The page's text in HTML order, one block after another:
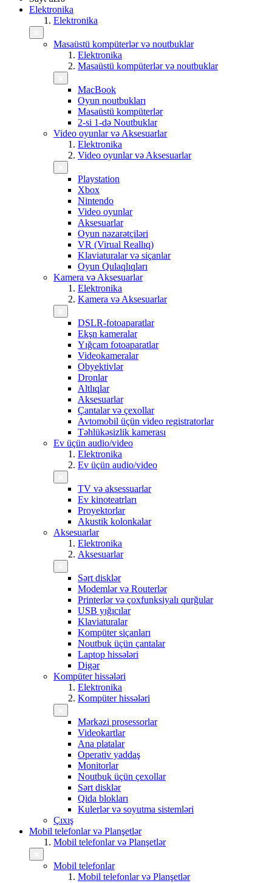
Elektronika
Elektronika
Masaüstü kompüterlər və noutbuklar
Elektronika
Masaüstü kompüterlər və noutbuklar
MacBook
Oyun noutbukları
Masaüstü kompüterlər
2-si 1-də Noutbuklar
Video oyunlar və Aksesuarlar
Elektronika
Video oyunlar və Aksesuarlar
Playstation
Xbox
Nintendo
Video oyunlar
Aksesuarlar
Oyun nəzarətçiləri
VR (Virual Reallıq)
Klaviaturalar və siçanlar
Oyun Qulaqlıqları
Kamera və Aksesuarlar
Elektronika
Kamera və Aksesuarlar
DSLR-fotoaparatlar
Ekşn kameralar
Yığcam fotoaparatlar
Videokameralar
Obyektivlər
Dronlar
Altlıqlar
Aksesuarlar
Çantalar və çexollar
Avtomobil üçün video registratorlar
Təhlükəsizlik kamerası
Ev üçün audio/video
Elektronika
Ev üçün audio/video
TV və aksessuarlar
Ev kinoteatrları
Proyektorlar
Akustik kolonkalar
Aksesuarlar
Elektronika
Aksesuarlar
Sərt disklər
Modemlər və Routerlər
Printerlər və çoxfunksiyalı qurğular
USB yığıcılar
Klaviaturalar
Kompüter siçanları
Noutbuk üçün çantalar
Laptop hissələri
Digər
Kompüter hissələri
Elektronika
Kompüter hissələri
Mərkəzi prosessorlar
Videokartlar
Ana platalar
Operativ yaddaş
Monitorlar
Noutbuk üçün çexollar
Sərt disklər
Qida blokları
Kulerlər və soyutma sistemləri
Çıxış
Mobil telefonlar və Planşetlər
Mobil telefonlar və Planşetlər
Mobil telefonlar
Mobil telefonlar və Planşetlər